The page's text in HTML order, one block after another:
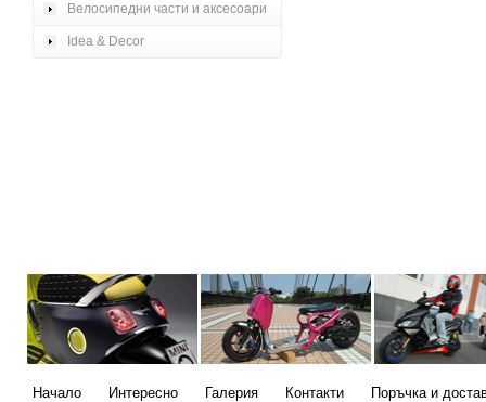
Велосипедни части и аксесоари
Idea & Decor
Начало Интересно Галерия Контакти Поръчка и